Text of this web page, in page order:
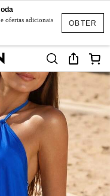
OBTER
ofertas adicionais